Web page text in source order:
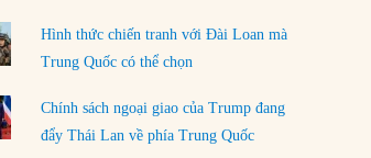
Kinh theo đuổi chính sách đồng hóa có thể là điểm
trưởng Nhật Bản?
08/2026
mù chiến lược của Trump tại Thái Bình
Hình thức chiến tranh với Đài Loan mà
Trung Quốc có thể chọn
Chính sách ngoại giao của Trump đang
đẩy Thái Lan về phía Trung Quốc